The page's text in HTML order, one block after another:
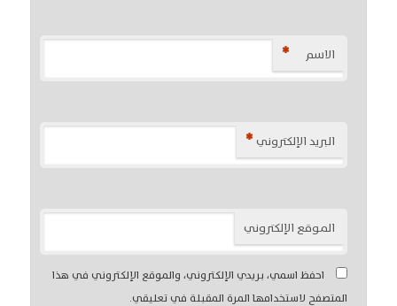
الاسم *
البريد الإلكتروني *
الموقع الإلكتروني
احفظ اسمي، بريدي الإلكتروني، والموقع الإلكتروني في هذا
المتصفح لاستخدامها المرة المقبلة في تعليقي.